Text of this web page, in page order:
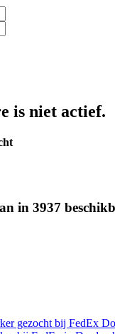
is niet actief.
in 3937
gezocht bij FedEx